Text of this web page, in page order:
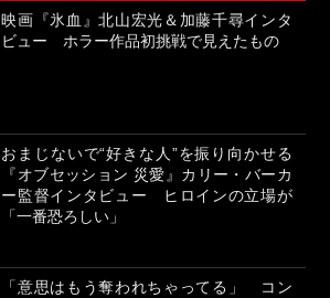
映画『氷血』北山宏光＆加藤千尋インタ
ビュー ホラー作品初挑戦で見えたもの
おまじないで“好きな人”を振り向かせる
『オブセッション 災愛』カリー・バーカ
ー監督インタビュー ヒロインの立場が
「一番恐ろしい」
「意思はもう奪われちゃってる」 コン